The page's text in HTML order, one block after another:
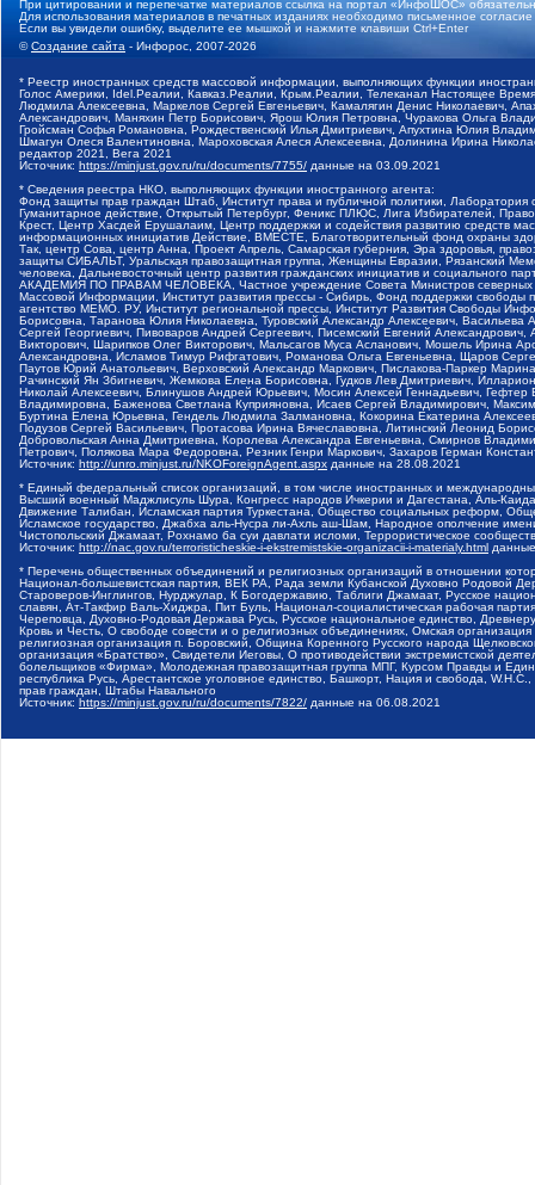
При цитировании и перепечатке материалов ссылка на портал «ИнфоШОС»
Для использования материалов в печатных изданиях необходимо письменное
Если вы увидели ошибку, выделите ее мышкой и нажмите клавиши Ctrl+Enter
©Создание сайта - Инфорос, 2007-2026
* Реестр иностранных средств массовой информации, выполняющих функции
Голос Америки, Idel.Реалии, Кавказ.Реалии, Крым.Реалии, Телеканал Настоящее
Людмила Алексеевна, Маркелов Сергей Евгеньевич, Камалягин Денис Николаевич,
Александрович, Маняхин Петр Борисович, Ярош Юлия Петровна, Чуракова Ольга
Гройсман Софья Романовна, Рождественский Илья Дмитриевич, Апухтина Юлия
Шмагун Олеся Валентиновна, Мароховская Алеся Алексеевна, Долинина Ирина
редактор 2021, Вега 2021
Источник: https://minjust.gov.ru/ru/documents/7755/ данные на 03.09.2021
* Сведения реестра НКО, выполняющих функции иностранного агента:
Фонд защиты прав граждан Штаб, Институт права и публичной политики,
Гуманитарное действие, Открытый Петербург, Феникс ПЛЮС, Лига Избирателей,
Крест, Центр Хасдей Ерушалаим, Центр поддержки и содействия развитию средств
информационных инициатив Действие, ВМЕСТЕ, Благотворительный фонд охраны
Так, центр Сова, центр Анна, Проект Апрель, Самарская губерния, Эра здоровья,
защиты СИБАЛЬТ, Уральская правозащитная группа, Женщины Евразии, Рязанский
человека, Дальневосточный центр развития гражданских инициатив и социального
АКАДЕМИЯ ПО ПРАВАМ ЧЕЛОВЕКА, Частное учреждение Совета Министров северных
Массовой Информации, Институт развития прессы - Сибирь, Фонд поддержки
агентство МЕМО. РУ, Институт региональной прессы, Институт Развития Свободы
Борисовна, Таранова Юлия Николаевна, Туровский Александр Алексеевич,
Сергей Георгиевич, Пивоваров Андрей Сергеевич, Писемский Евгений
Викторович, Шарипков Олег Викторович, Мальсагов Муса Асланович, Мошель Ирина
Александровна, Исламов Тимур Рифгатович, Романова Ольга Евгеньевна, Щаров
Паутов Юрий Анатольевич, Верховский Александр Маркович, Пислакова-Паркер
Рачинский Ян Збигневич, Жемкова Елена Борисовна, Гудков Лев Дмитриевич,
Николай Алексеевич, Блинушов Андрей Юрьевич, Мосин Алексей Геннадьевич,
Владимировна, Баженова Светлана Куприяновна, Исаев Сергей Владимирович,
Буртина Елена Юрьевна, Гендель Людмила Залмановна, Кокорина Екатерина
Подузов Сергей Васильевич, Протасова Ирина Вячеславовна, Литинский Леонид
Добровольская Анна Дмитриевна, Королева Александра Евгеньевна, Смирнов
Петрович, Полякова Мара Федоровна, Резник Генри Маркович, Захаров Герман
Источник: http://unro.minjust.ru/NKOForeignAgent.aspx данные на 28.08.2021
* Единый федеральный список организаций, в том числе иностранных и
Высший военный Маджлисуль Шура, Конгресс народов Ичкерии и Дагестана, Аль-
Движение Талибан, Исламская партия Туркестана, Общество социальных реформ,
Исламское государство, Джабха аль-Нусра ли-Ахль аш-Шам, Народное ополчение
Чистопольский Джамаат, Рохнамо ба суи давлати исломи, Террористическое
Источник: http://nac.gov.ru/terroristicheskie-i-ekstremistskie-organizacii-i-materialy.html
* Перечень общественных объединений и религиозных организаций в отношении
Национал-большевистская партия, ВЕК РА, Рада земли Кубанской Духовно Родовой
Староверов-Инглингов, Нурджулар, К Богодержавию, Таблиги Джамаат, Русское
славян, Ат-Такфир Валь-Хиджра, Пит Буль, Национал-социалистическая рабочая
Череповца, Духовно-Родовая Держава Русь, Русское национальное единство,
Кровь и Честь, О свободе совести и о религиозных объединениях, Омская
религиозная организация п. Боровский, Община Коренного Русского народа
организация «Братство», Свидетели Иеговы, О противодействии экстремистской
болельщиков «Фирма», Молодежная правозащитная группа МПГ, Курсом Правды и
республика Русь, Арестантское уголовное единство, Башкорт, Нация и свобода,
прав граждан, Штабы Навального
Источник: https://minjust.gov.ru/ru/documents/7822/ данные на 06.08.2021